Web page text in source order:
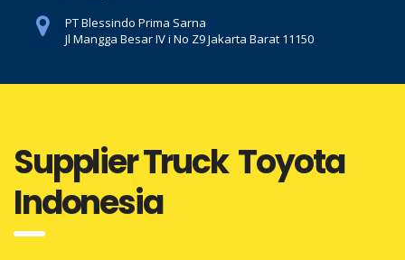
PT Blessindo Prima Sarna
Jl Mangga Besar IV i No Z9 Jakarta Barat 11150
Supplier Truck Toyota
Indonesia